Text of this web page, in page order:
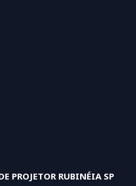
PROJETOR RUBINÉIA SP